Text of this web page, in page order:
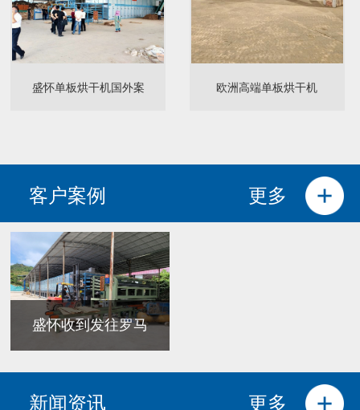
盛怀单板烘干机国外案 欧洲高端单板烘干机
客户案例 更多
盛怀收到发往罗马
新闻资讯 更多